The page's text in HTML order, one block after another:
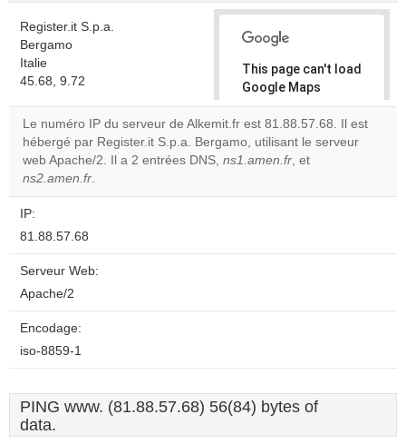
Register.it S.p.a.
Bergamo
Italie
45.68, 9.72
This page can't load
Google Maps
correctly.
Do you
own this
Le numéro IP du serveur de Alkemit.fr est 81.88.57.68. Il est
hébergé par Register.it S.p.a. Bergamo, utilisant le serveur
web Apache/2. Il a 2 entrées DNS, ns1.amen.fr, et
ns2.amen.fr.
IP:
81.88.57.68
Serveur Web:
Apache/2
Encodage:
iso-8859-1
PING www. (81.88.57.68) 56(84) bytes of
data.